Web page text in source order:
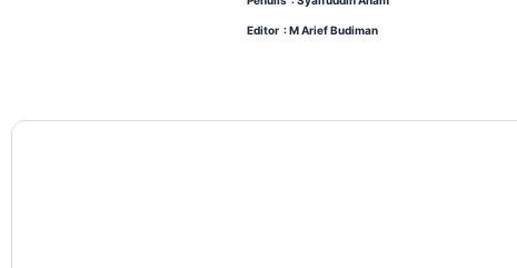
Editor : M Arief Budiman